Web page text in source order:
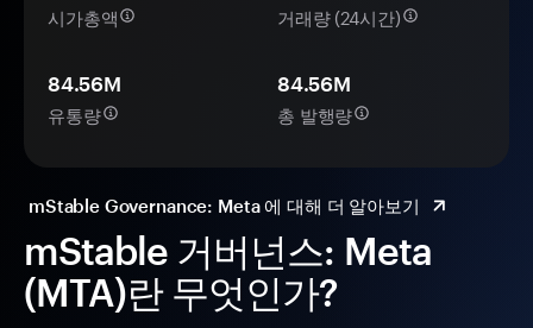
mStable 거버넌스: Meta
(MTA)란 무엇인가?
시가총액 거래량 (24시간)
84.56M
유통량
84.56M
총 발행량
mStable Governance: Meta 에 대해 더 알아보기